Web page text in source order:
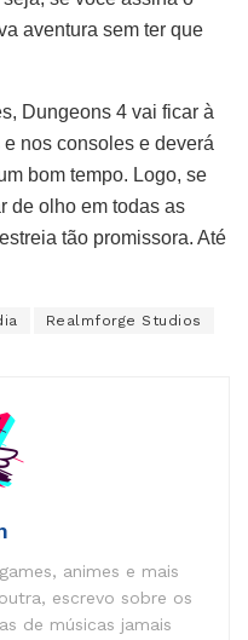
aventura sem ter que
Dungeons 4 vai ficar à
nos consoles e deverá
bom tempo. Logo, se
de olho em todas as
tão promissora. Até
Realmforge Studios
animes e mais
escrevo sobre os
de músicas jamais